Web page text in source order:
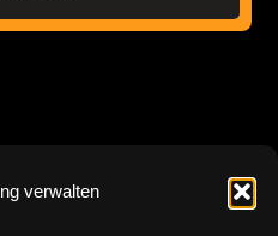
verwalten